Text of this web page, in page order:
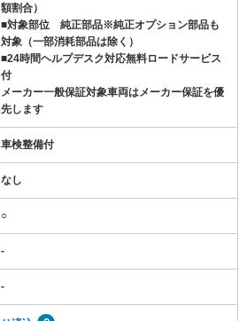
額割合）
■対象部位 純正部品※純正オプション部品も
対象（一部消耗部品は除く）
■24時間ヘルプデスク対応無料ロードサービス
付
メーカー一般保証対象車両はメーカー保証を優
先します
車検整備付
なし
○
-
-